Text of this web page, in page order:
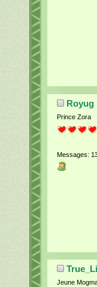
Royug
Prince Zora
Messages:
Jeune